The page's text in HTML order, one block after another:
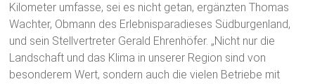
Kilometer umfasse, sei es nicht getan, ergänzten Thomas
Wachter, Obmann des Erlebnisparadieses Südburgenland,
und sein Stellvertreter Gerald Ehrenhöfer. „Nicht nur die
Landschaft und das Klima in unserer Region sind von
besonderem Wert, sondern auch die vielen Betriebe mit